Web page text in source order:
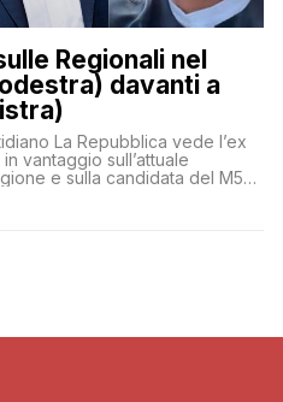
Regionali nel
davanti a
La Repubblica vede l’ex
vantaggio sull’attuale
e sulla candidata del M5S